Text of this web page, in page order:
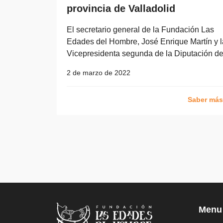
provincia de Valladolid
El secretario general de la Fundación Las
Edades del Hombre, José Enrique Martín y
Vicepresidenta segunda de la Diputación
2 de marzo de 2022
Saber más
Menu